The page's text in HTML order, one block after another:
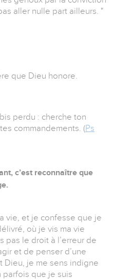
aller nulle part ailleurs. "
que Dieu honore.
perdu : cherche ton
commandements. (Ps
c’est reconnaître que
vie, et je confesse que je
où je vis ma vie
pas le droit à l’erreur de
et de penser d’une
Dieu, je me sens indigne
parfois que je suis